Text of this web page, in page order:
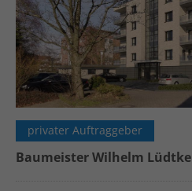
privater Auftraggeber
Baumeister Wilhelm Lüdtke